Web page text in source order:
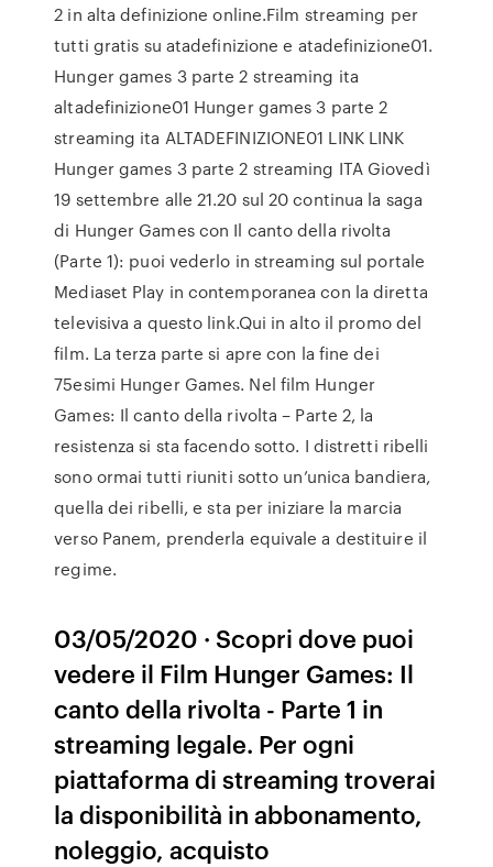
2 in alta definizione online.Film streaming per
tutti gratis su atadefinizione e atadefinizione01.
Hunger games 3 parte 2 streaming ita
altadefinizione01 Hunger games 3 parte 2
streaming ita ALTADEFINIZIONE01 LINK LINK
Hunger games 3 parte 2 streaming ITA Giovedì
19 settembre alle 21.20 sul 20 continua la saga
di Hunger Games con Il canto della rivolta
(Parte 1): puoi vederlo in streaming sul portale
Mediaset Play in contemporanea con la diretta
televisiva a questo link.Qui in alto il promo del
film. La terza parte si apre con la fine dei
75esimi Hunger Games. Nel film Hunger
Games: Il canto della rivolta – Parte 2, la
resistenza si sta facendo sotto. I distretti ribelli
sono ormai tutti riuniti sotto un’unica bandiera,
quella dei ribelli, e sta per iniziare la marcia
verso Panem, prenderla equivale a destituire il
regime.
03/05/2020 · Scopri dove puoi
vedere il Film Hunger Games: Il
canto della rivolta - Parte 1 in
streaming legale. Per ogni
piattaforma di streaming troverai
la disponibilità in abbonamento,
noleggio, acquisto